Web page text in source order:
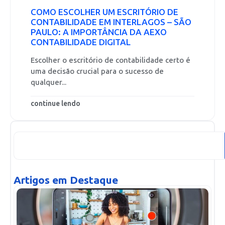
COMO ESCOLHER UM ESCRITÓRIO DE
CONTABILIDADE EM INTERLAGOS – SÃO
PAULO: A IMPORTÂNCIA DA AEXO
CONTABILIDADE DIGITAL
Escolher o escritório de contabilidade certo é
uma decisão crucial para o sucesso de
qualquer...
continue lendo
Artigos em Destaque